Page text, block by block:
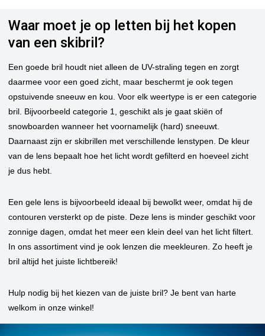
Waar moet je op letten bij het kopen
van een skibril?
Een goede bril houdt niet alleen de UV-straling tegen en zorgt
daarmee voor een goed zicht, maar beschermt je ook tegen
opstuivende sneeuw en kou. Voor elk weertype is er een categorie
bril. Bijvoorbeeld categorie 1, geschikt als je gaat skiën of
snowboarden wanneer het voornamelijk (hard) sneeuwt.
Daarnaast zijn er skibrillen met verschillende lenstypen. De kleur
van de lens bepaalt hoe het licht wordt gefilterd en hoeveel zicht
je dus hebt.
Een gele lens is bijvoorbeeld ideaal bij bewolkt weer, omdat hij de
contouren versterkt op de piste. Deze lens is minder geschikt voor
zonnige dagen, omdat het meer een klein deel van het licht filtert.
In ons assortiment vind je ook lenzen die meekleuren. Zo heeft je
bril altijd het juiste lichtbereik!
Hulp nodig bij het kiezen van de juiste bril? Je bent van harte
welkom in onze winkel!